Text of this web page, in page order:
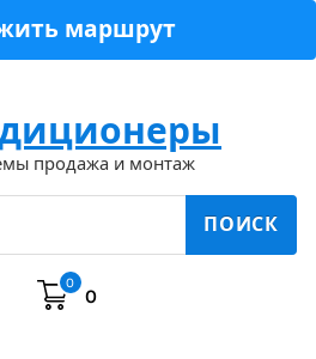
маршрут
продажа и монтаж
ПОИСК
0
0